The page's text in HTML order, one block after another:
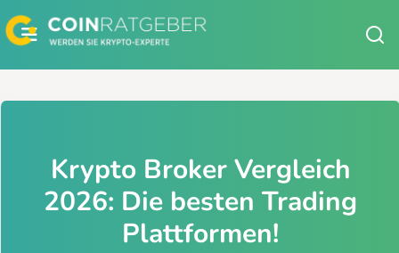
Zum
Inhalt
springen
Krypto Broker Vergleich
2026: Die besten Trading
Plattformen!